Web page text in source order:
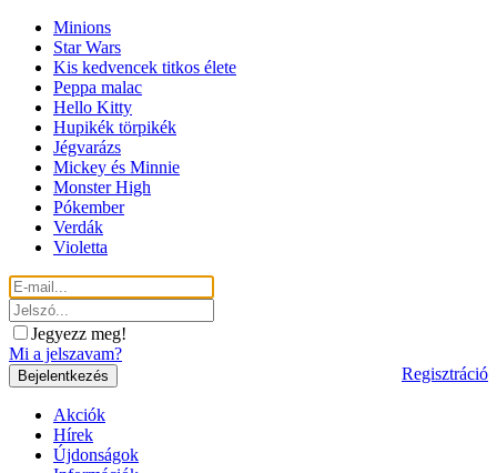
Minions
Star Wars
Kis kedvencek titkos élete
Peppa malac
Hello Kitty
Hupikék törpikék
Jégvarázs
Mickey és Minnie
Monster High
Pókember
Verdák
Violetta
Jegyezz meg!
Mi a jelszavam?
Regisztráció
Akciók
Hírek
Újdonságok